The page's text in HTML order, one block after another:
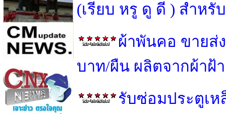
(เรียบ หรู ดู ดี ) สำหรั
ผ้าพันคอ ขายส่
บาท/ผืน ผลิตจากผ้าฝ้
รับซ่อมประตูเห